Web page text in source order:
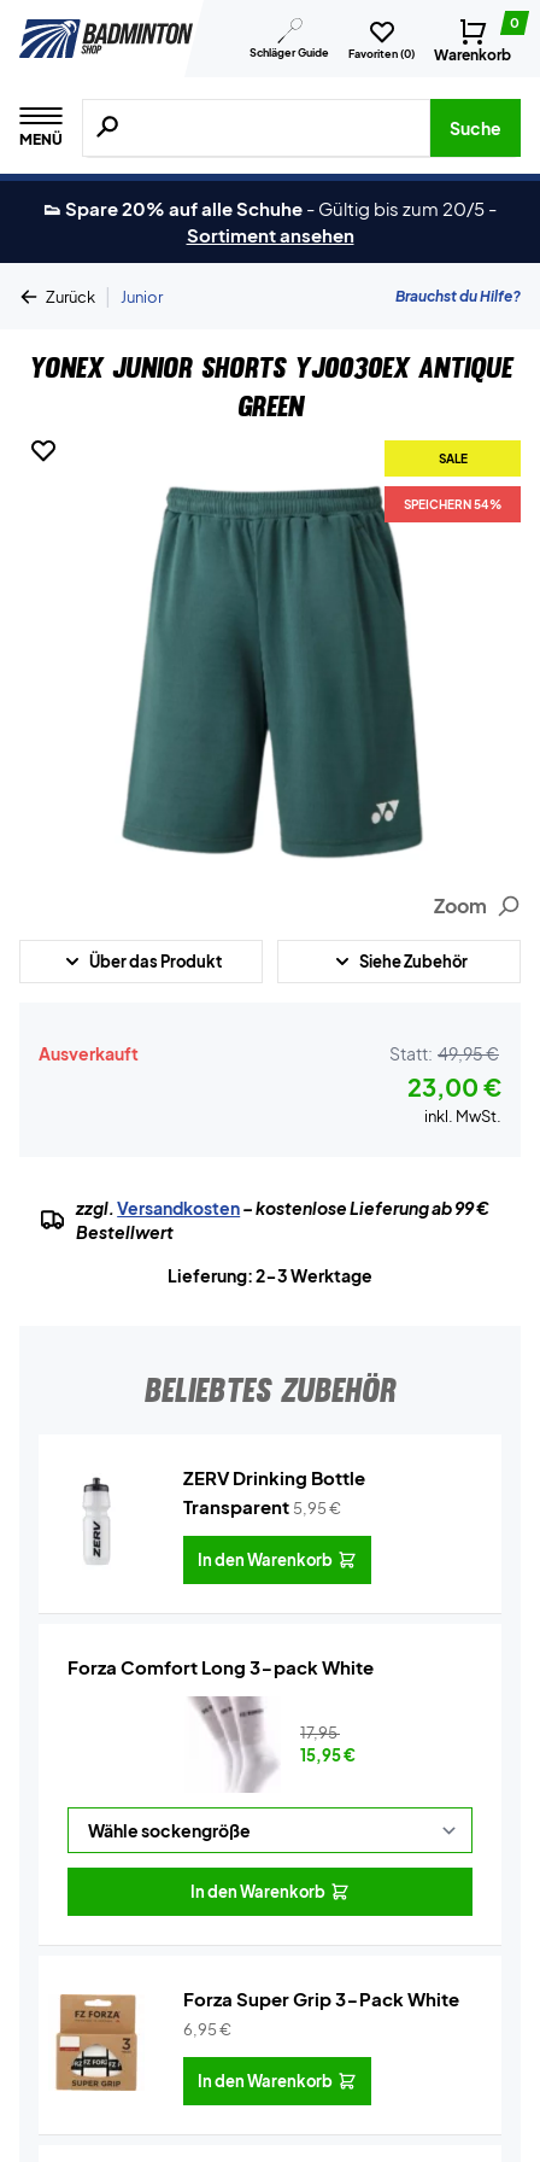
Schläger Guide Favoriten (0)
0
Warenkorb
MENÜ
Suche nach Produkten, Marken usw.
Suche
👟 Spare 20% auf alle Schuhe - Gültig bis zum 20/5 -
Sortiment ansehen
Zurück | Junior Brauchst du Hilfe?
Yonex Junior Shorts YJ0030EX Antique
Green
SALE
SPEICHERN 54%
Zoom
Über das Produkt Siehe Zubehör
Ausverkauft Statt: 49,95 €
23,00 €
inkl. MwSt.
zzgl.Versandkosten– kostenlose Lieferung ab 99 €
Bestellwert
Lieferung: 2-3 Werktage
BELIEBTES ZUBEHÖR
ZERV Drinking Bottle
Transparent 5,95€
In den Warenkorb
Forza Comfort Long 3-pack White
17,95
15,95€
In den Warenkorb
Forza Super Grip 3-Pack White
6,95€
In den Warenkorb